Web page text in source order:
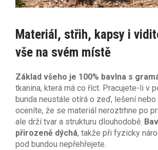
Materiál, střih, kapsy i
vše na svém místě
Základ všeho je 100% bavlna s
tkanina, která má co říct. Pracujete-li v
bunda neustále otírá o zeď, lešení nebo
oceníte, že se materiál neroztrhne po
ale drží tvar a strukturu dlouhodobě.
přirozeně dýchá, takže při fyzicky
pod bundou nepřehřejete.